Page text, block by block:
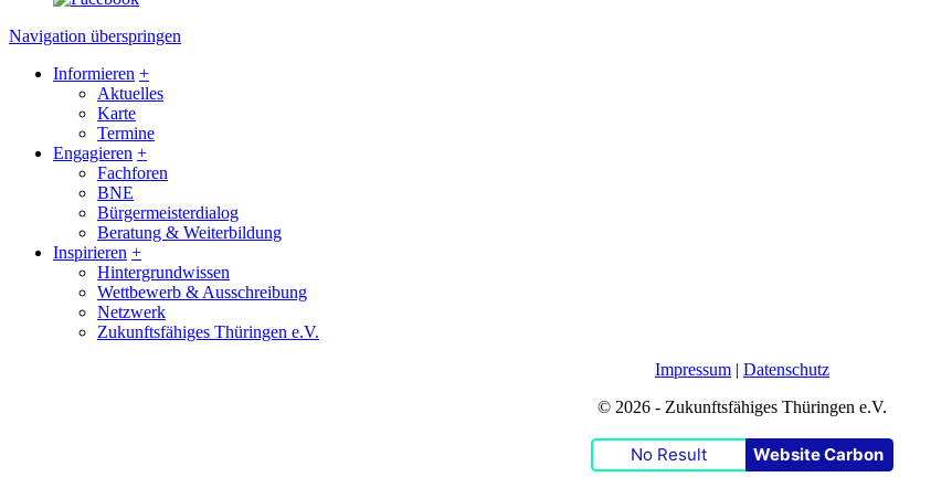
Navigation überspringen
Informieren +
Aktuelles
Karte
Termine
Engagieren +
Fachforen
BNE
Bürgermeisterdialog
Beratung & Weiterbildung
Inspirieren +
Hintergrundwissen
Wettbewerb & Ausschreibung
Netzwerk
Zukunftsfähiges Thüringen e.V.
Impressum | Datenschutz
© 2026 - Zukunftsfähiges Thüringen e.V.
No Result Website Carbon